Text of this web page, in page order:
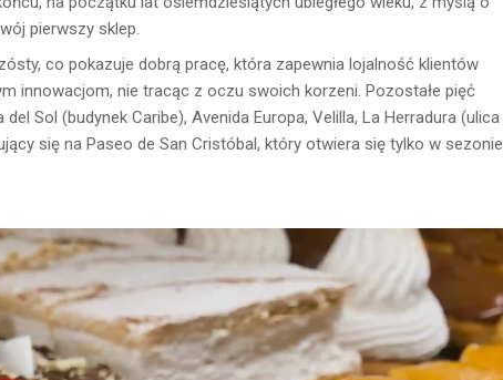
pierwszy sklep.
co pokazuje dobrą pracę, która zapewnia lojalność klientów
innowacjom, nie tracąc z oczu swoich korzeni. Pozostałe pięć
Sol (budynek Caribe), Avenida Europa, Velilla, La Herradura (ulica
się na Paseo de San Cristóbal, który otwiera się tylko w sezonie